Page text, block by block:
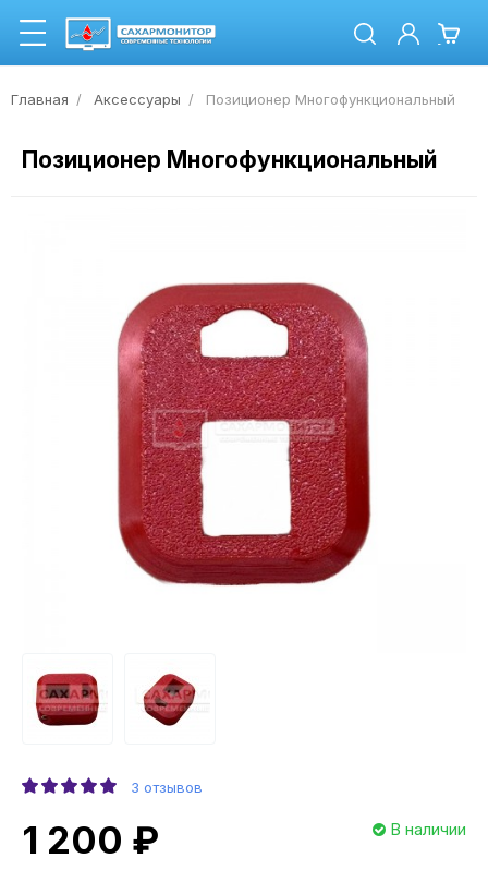
Главная Аксессуары Позиционер Многофункциональный
Позиционер Многофункциональный
3 отзывов
1 200 ₽ В наличии